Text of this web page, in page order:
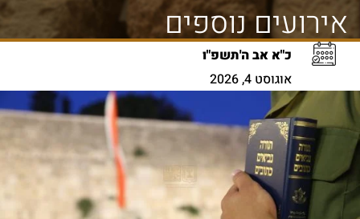
אירועים נוספים
כ"א אב ה'תשפ"ו
אוגוסט 4, 2026